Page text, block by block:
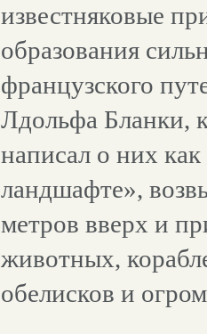
известняковые
образования
французского
Лдольфа Бланки,
написал о них
ландшафте»,
метров вверх и
животных,
обелисков и